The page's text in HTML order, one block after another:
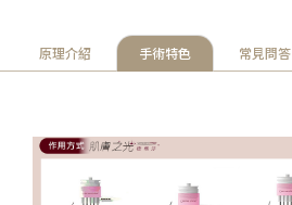
原理介紹 手術特色 常見問答